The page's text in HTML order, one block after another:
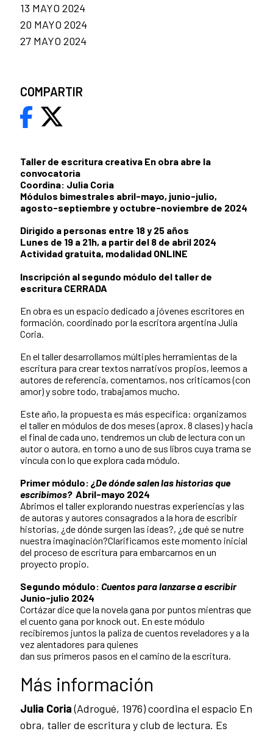
Taller de escritura creativa En obra abre la
convocatoria
Coordina: Julia Coria
Módulos bimestrales abril-mayo, junio-julio,
agosto-septiembre y octubre-noviembre de 2024
Dirigido a personas entre 18 y 25 años
Lunes de 19 a 21h, a partir del 8 de abril 2024
Actividad gratuita, modalidad ONLINE
Inscripción al segundo módulo del taller de
escritura CERRADA
En obra es un espacio dedicado a jóvenes escritores en
formación, coordinado por la escritora argentina Julia
Coria.
En el taller desarrollamos múltiples herramientas de la
escritura para crear textos narrativos propios, leemos a
autores de referencia, comentamos, nos criticamos (con
amor) y sobre todo, trabajamos mucho.
Este año, la propuesta es más específica: organizamos
el taller en módulos de dos meses (aprox. 8 clases) y hacia
el final de cada uno, tendremos un club de lectura con un
autor o autora, en torno a uno de sus libros cuya trama se
vincula con lo que explora cada módulo.
Primer módulo: ¿De dónde salen las historias que
escribimos?Abril-mayo 2024
Abrimos el taller explorando nuestras experiencias y las
de autoras y autores consagrados a la hora de escribir
historias, ¿de dónde surgen las ideas?, ¿de qué se nutre
nuestra imaginación?Clarificamos este momento inicial
del proceso de escritura para embarcarnos en un
proyecto propio.
Segundo módulo: Cuentos para lanzarse a escribir
Junio-julio 2024
Cortázar dice que la novela gana por puntos mientras que
el cuento gana por knock out. En este módulo
recibiremos juntos la paliza de cuentos reveladores y a la
vez alentadores para quienes
dan sus primeros pasos en el camino de la escritura.
Más información
Julia Coria(Adrogué, 1976) coordina el espacio En
obra, taller de escritura y club de lectura. Es
13 MAYO 2024
20 MAYO 2024
27 MAYO 2024
COMPARTIR